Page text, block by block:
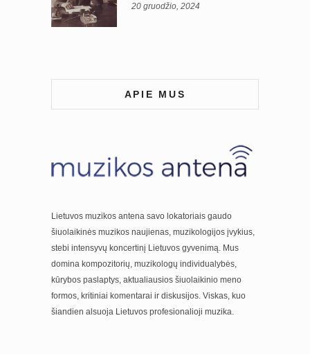
20 gruodžio, 2024
APIE MUS
Lietuvos muzikos antena savo lokatoriais gaudo
šiuolaikinės muzikos naujienas, muzikologijos įvykius,
stebi intensyvų koncertinį Lietuvos gyvenimą. Mus
domina kompozitorių, muzikologų individualybės,
kūrybos paslaptys, aktualiausios šiuolaikinio meno
formos, kritiniai komentarai ir diskusijos. Viskas, kuo
šiandien alsuoja Lietuvos profesionalioji muzika.